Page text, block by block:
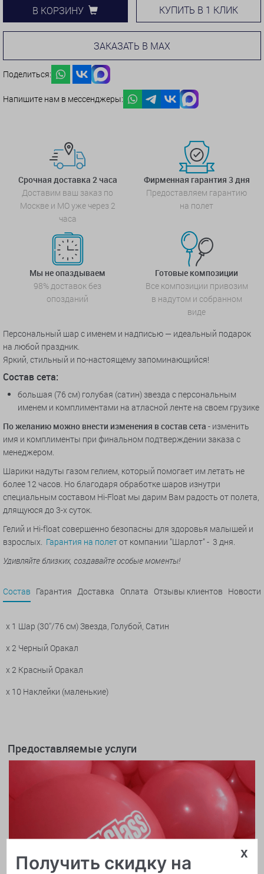
В КОРЗИНУ КУПИТЬ В 1 КЛИК
ЗАКАЗАТЬ В MAX
Поделиться:
Напишите нам в мессенджеры:
Срочная доставка 2 часа
Доставим ваш заказ по
Москве и МО уже через 2
часа
Фирменная гарантия 3 дня
Предоставляем гарантию
на полет
Мы не опаздываем
98% доставок без
опозданий
Готовые композиции
Все композиции привозим
в надутом и собранном
виде
Персональный шар с именем и надписью — идеальный подарок
на любой праздник.
Яркий, стильный и по-настоящему запоминающийся!
Состав сета:
большая (76 см) голубая (сатин) звезда с персональным
именем и комплиментами на атласной ленте на своем грузике
По желанию можно внести изменения в состав сета - изменить
имя и комплименты при финальном подтверждении заказа с
менеджером.
Шарики надуты газом гелием, который помогает им летать не
более 12 часов. Но благодаря обработке шаров изнутри
специальным составом Hi-Float мы дарим Вам радость от полета,
длящуюся до 3-х суток.
Гелий и Hi-float совершенно безопасны для здоровья малышей и
взрослых. Гарантия на полетот компании "Шарлот" - 3 дня.
Удивляйте близких, создавайте особые моменты!
Состав Гарантия Доставка Оплата Отзывы клиентов Новости
x 1 Шар (30''/76 см) Звезда, Голубой, Сатин
x 2 Черный Оракал
x 2 Красный Оракал
x 10 Наклейки (маленькие)
Предоставляемые услуги
x
Получить скидку на